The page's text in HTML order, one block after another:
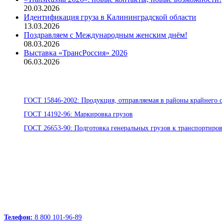
20.03.2026
Идентификация груза в Калининградской области
13.03.2026
Поздравляем с Международным женским днём!
08.03.2026
Выставка «ТрансРоссия» 2026
06.03.2026
ГОСТ 15846-2002: Продукция, отправляемая в районы крайнего
ГОСТ 14192-96: Маркировка грузов
ГОСТ 26653-90: Подготовка генеральных грузов к
Телефон: 8 800 101-96-89